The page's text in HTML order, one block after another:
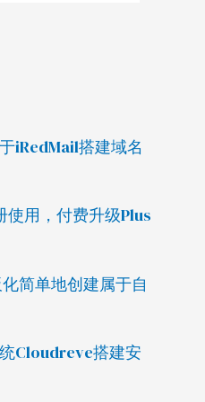
iRedMail搭建域名
使用，付费升级Plus
简单地创建属于自
Cloudreve搭建安